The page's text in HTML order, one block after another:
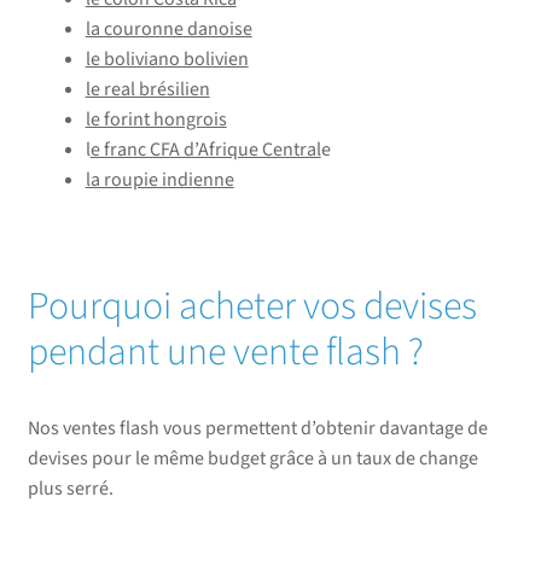
la couronne danoise
le boliviano bolivien
le real brésilien
le forint hongrois
le franc CFA d’Afrique Centrale
la roupie indienne
Pourquoi acheter vos devises
pendant une vente flash ?
Nos ventes flash vous permettent d’obtenir davantage de
devises pour le même budget grâce à un taux de change
plus serré.